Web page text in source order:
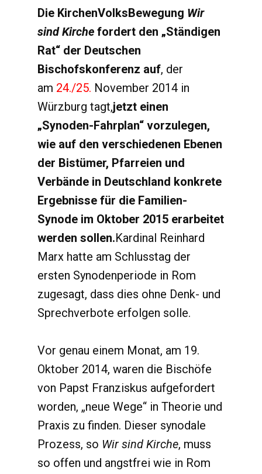
Die KirchenVolksBewegung Wir
sind Kirche fordert den „Ständigen
Rat“ der Deutschen
Bischofskonferenz auf, der
am 24./25. November 2014 in
Würzburg tagt,jetzt einen
„Synoden-Fahrplan“ vorzulegen,
wie auf den verschiedenen Ebenen
der Bistümer, Pfarreien und
Verbände in Deutschland konkrete
Ergebnisse für die Familien-
Synode im Oktober 2015 erarbeitet
werden sollen.Kardinal Reinhard
Marx hatte am Schlusstag der
ersten Synodenperiode in Rom
zugesagt, dass dies ohne Denk- und
Sprechverbote erfolgen solle.
Vor genau einem Monat, am 19.
Oktober 2014, waren die Bischöfe
von Papst Franziskus aufgefordert
worden, „neue Wege“ in Theorie und
Praxis zu finden. Dieser synodale
Prozess, so Wir sind Kirche, muss
so offen und angstfrei wie in Rom